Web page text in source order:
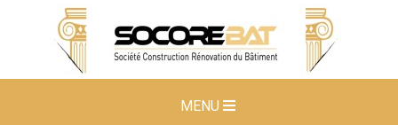
MENU